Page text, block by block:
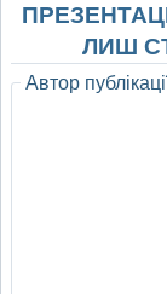
ЛИШ
Автор